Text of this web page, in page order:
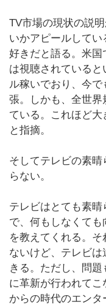
TV市場の現状の説
いかアピールして
好きだと語る。米国
は視聴されていると
ル稼いでおり、今
張。しかも、全世界
ている。これほど
と指摘。
そしてテレビの素晴
らない。
テレビはとても素
で、何もしなくて
を教えてくれる。
ないけど、テレビ
きる。ただし、問
に革新が行われて
からの時代のエン